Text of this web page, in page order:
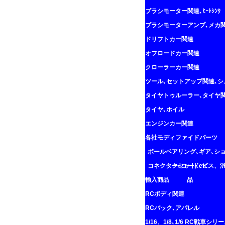
ブラシモーター関連､ﾋｰﾄｼﾝｸ
ブラシモーターアンプ､メカ
ドリフトカー関連
オフロードカー関連
クローラーカー関連
ツール､セットアップ関連､シ
タイヤトゥルーラー､タイヤ
タイヤ､ホイル
エンジンカー関連
各社モディファイドパーツ
ボールベアリング､ギア､シ
クセット､etc
コネクター､コード､ビス、
品
輸入商品
RCボディ関連
RCバック､アパレル
1/16、1/8､1/6 RC戦車シリ